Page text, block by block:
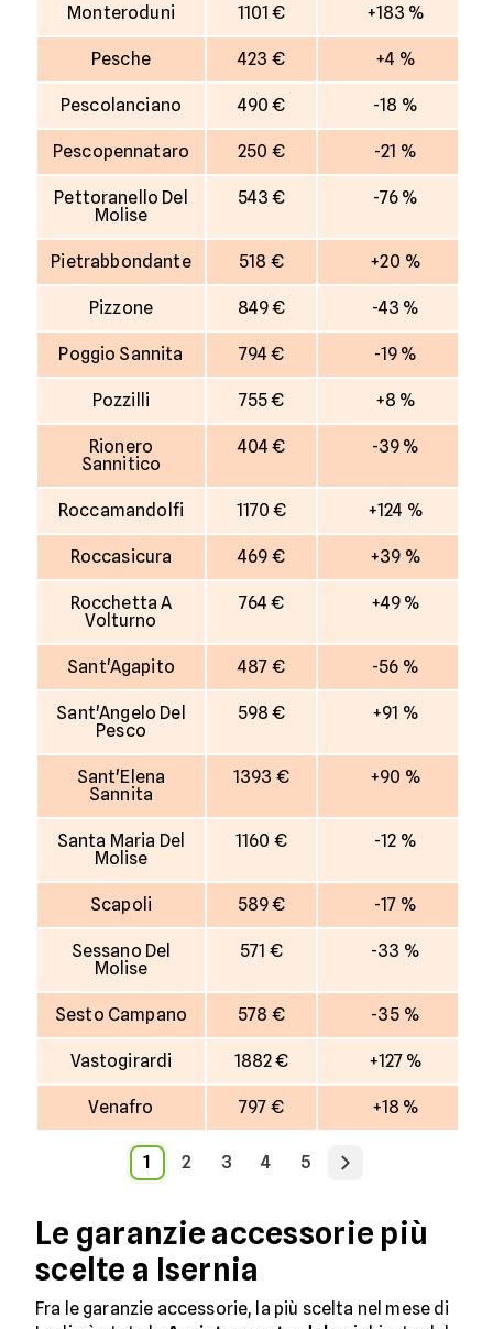
Monteroduni 1101 € +183 %
Pesche 423 € +4 %
Pescolanciano 490 € -18 %
Pescopennataro 250 € -21 %
Pettoranello Del
Molise
543 € -76 %
Pietrabbondante 518 € +20 %
Pizzone 849 € -43 %
Poggio Sannita 794 € -19 %
Pozzilli 755 € +8 %
Rionero
Sannitico
404 € -39 %
Roccamandolfi 1170 € +124 %
Roccasicura 469 € +39 %
Rocchetta A
Volturno
764 € +49 %
Sant'Agapito 487 € -56 %
Sant'Angelo Del
Pesco
598 € +91 %
Sant'Elena
Sannita
1393 € +90 %
Santa Maria Del
Molise
1160 € -12 %
Scapoli 589 € -17 %
Sessano Del
Molise
571 € -33 %
Sesto Campano 578 € -35 %
Vastogirardi 1882 € +127 %
Venafro 797 € +18 %
1 2 3 4 5
Le garanzie accessorie più
scelte a Isernia
Fra le garanzie accessorie, la più scelta nel mese di